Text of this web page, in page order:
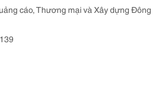
cáo, Thương mại và Xây dựng Đông